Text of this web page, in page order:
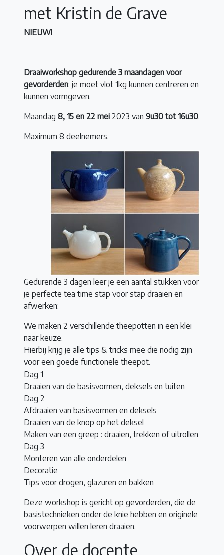
met Kristin de Grave
NIEUW!
Draaiworkshop gedurende 3 maandagen voor
gevorderden: je moet vlot 1kg kunnen centreren en
kunnen vormgeven.
Maandag 8, 15 en 22 mei 2023 van 9u30 tot 16u30.
Maximum 8 deelnemers.
Gedurende 3 dagen leer je een aantal stukken voor
je perfecte tea time stap voor stap draaien en
afwerken:
We maken 2 verschillende theepotten in een klei
naar keuze.
Hierbij krijg je alle tips & tricks mee die nodig zijn
voor een goede functionele theepot.
Dag 1
Draaien van de basisvormen, deksels en tuiten
Dag 2
Afdraaien van basisvormen en deksels
Draaien van de knop op het deksel
Maken van een greep : draaien, trekken of uitrollen
Dag 3
Monteren van alle onderdelen
Decoratie
Tips voor drogen, glazuren en bakken
Deze workshop is gericht op gevorderden, die de
basistechnieken onder de knie hebben en originele
voorwerpen willen leren draaien.
Over de docente